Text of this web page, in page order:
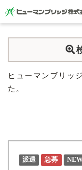
はじめての方
3
就業までの流れ
会社概要
ヒューマンブリッ
た。
派遣 急募